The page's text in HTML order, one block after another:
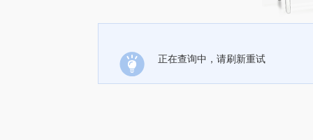
正在查询中，请刷新重试